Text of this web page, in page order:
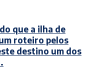
que a ilha de
roteiro pelos
destino um dos